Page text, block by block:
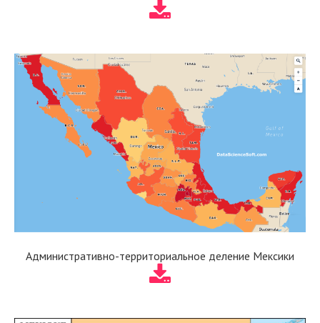
Административно-территориальное деление Мексики